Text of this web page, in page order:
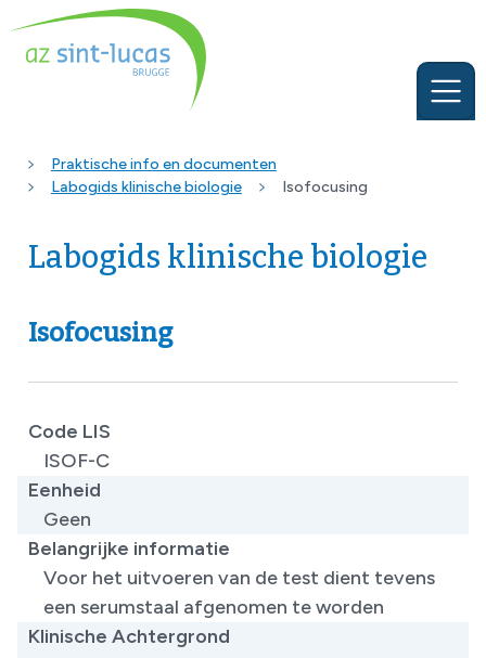
Praktische info en documenten
Labogids klinische biologie
Isofocusing
Labogids klinische biologie
Isofocusing
Code LIS
ISOF-C
Eenheid
Geen
Belangrijke informatie
Voor het uitvoeren van de test dient tevens
een serumstaal afgenomen te worden ​
Klinische Achtergrond